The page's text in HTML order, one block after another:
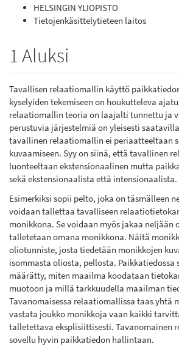
HELSINGIN YLIOPISTO
Tietojenkäsittelytieteen laitos
1 Aluksi
Tavallisen relaatiomallin käyttö
kyselyiden tekemiseen on houkutteleva
relaatiomallin teoria on laajalti tunnettu ja
perustuvia järjestelmiä on yleisesti
tavallinen relaatiomallin ei periaatteeltaan
kuvaamiseen. Syy on siinä, että tavallinen
luonteeltaan ekstensionaalinen mutta
sekä ekstensionaalista että intensionaalista.
Esimerkiksi sopii pelto, joka on täsmälleen
voidaan tallettaa tavalliseen
monikkona. Se voidaan myös jakaa neljään
talletetaan omana monikkona. Näitä
oliotunniste, josta tiedetään monikkojen
isommasta oliosta, pellosta. Paikkatiedossa
määrätty, miten maailma koodataan
muotoon ja millä tarkkuudella maailman
Tavanomaisessa relaatiomallissa taas yhtä
vastata joukko monikkoja vaan kaikki
talletettava eksplisiittisesti. Tavanomainen
sovellu hyvin paikkatiedon hallintaan.